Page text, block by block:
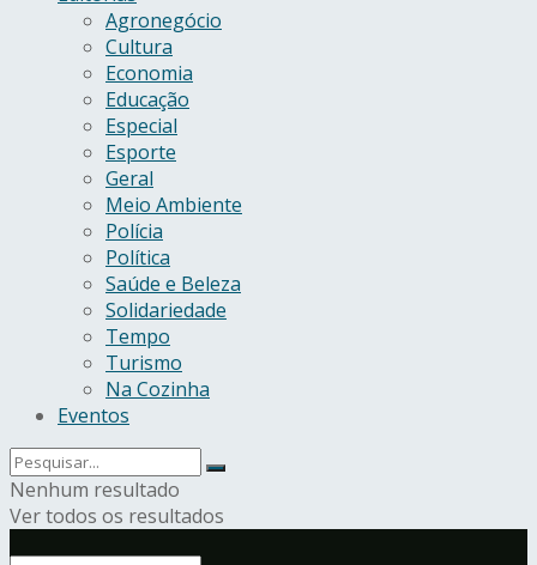
Agronegócio
Cultura
Economia
Educação
Especial
Esporte
Geral
Meio Ambiente
Polícia
Política
Saúde e Beleza
Solidariedade
Tempo
Turismo
Na Cozinha
Eventos
Nenhum resultado
Ver todos os resultados